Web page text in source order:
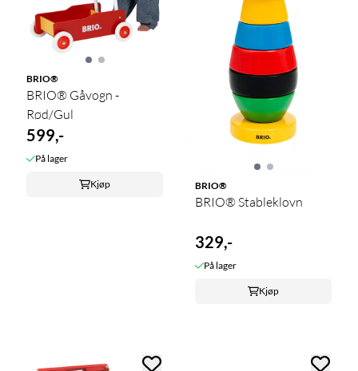
BRIO®
BRIO® Gåvogn -
Rød/Gul
599,-
På lager
Kjøp BRIO®
BRIO® Stableklovn
329,-
På lager
Kjøp